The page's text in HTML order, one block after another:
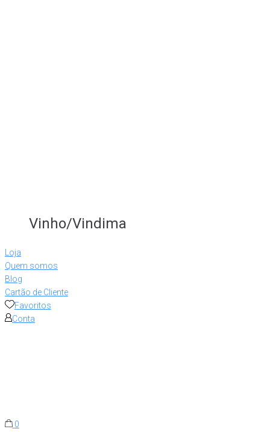
Vinho/Vindima
Loja
Quem somos
Blog
Cartão de Cliente
Favoritos
Conta
0